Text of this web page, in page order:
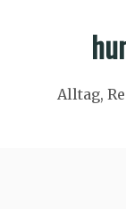
Alltag,